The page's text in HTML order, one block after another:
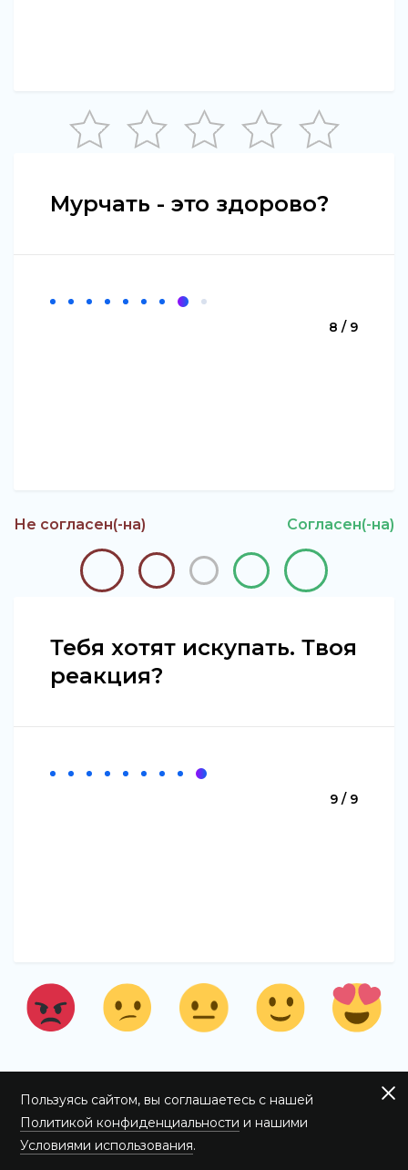
Мурчать - это здорово?
8 / 9
Не согласен(-на) Согласен(-на)
Тебя хотят искупать. Твоя
реакция?
9 / 9
Пользуясь сайтом, вы соглашаетесь с нашей
Политикой конфиденциальности и нашими
Условиями использования.